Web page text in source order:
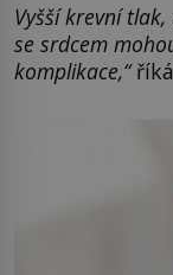
Vyšší krevní
se srdcem
komplikace,“říká